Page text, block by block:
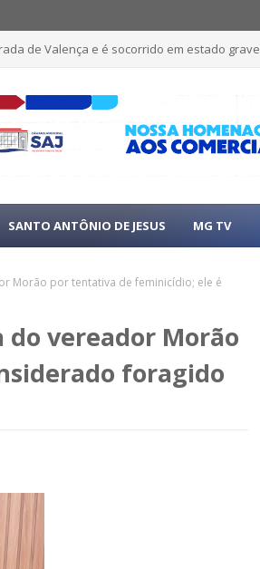
de Valença e é socorrido em estado grave
SANTO ANTÔNIO DE JESUS MG TV
Morão por tentativa de feminicídio; ele é
do vereador Morão
foragido